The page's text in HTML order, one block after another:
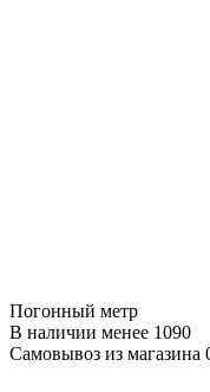
Погонный метр
В наличии менее 1090
Самовывоз из магазина